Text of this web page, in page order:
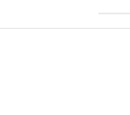
وقتی از آن
نگه دارید.
در حالت آماده